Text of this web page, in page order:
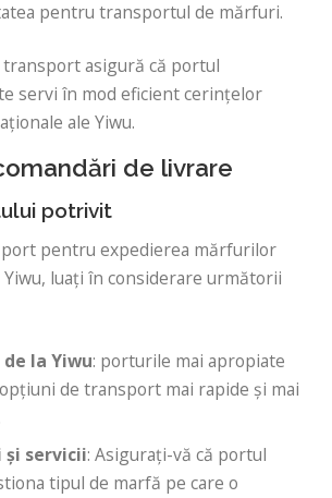
pentru transportul de mărfuri.
asigură că portul
servi în mod eficient cerințelor
ale Yiwu.
de livrare
potrivit
port pentru expedierea mărfurilor
luați în considerare următorii
la Yiwu: porturile mai apropiate
de transport mai rapide și mai
servicii: Asigurați-vă că portul
tipul de marfă pe care o